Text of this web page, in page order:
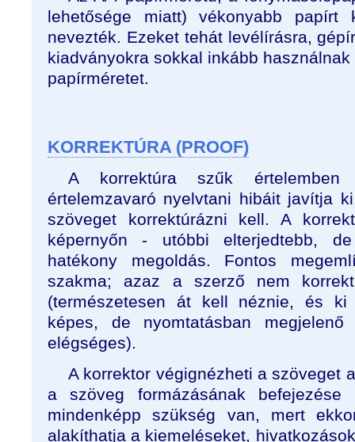
lehetősége miatt) vékonyabb papírt
nevezték. Ezeket tehát levélírásra,
kiadványokra sokkal inkább
papírméretet.
KORREKTÚRA (PROOF)
A korrektúra szűk
értelemzavaró nyelvtani hibáit javítja
szöveget korrektúrázni kell. A
képernyőn - utóbbi elterjedtebb,
hatékony megoldás. Fontos
szakma; azaz a szerző nem
(természetesen át kell néznie, és ki
képes, de nyomtatásban
elégséges).
A korrektor végignézheti a szöveget
a szöveg formázásának befejezése
mindenképp szükség van, mert
alakíthatja a kiemeléseket,